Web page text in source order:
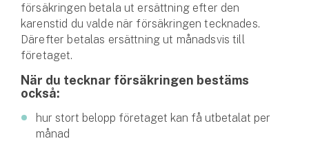
Företagsförsäkring
Släpvagnsförsäkring
Drönarförsäkring
För förmedlare
försäkringen betala ut ersättning efter den
karenstid du valde när försäkringen tecknades.
Därefter betalas ersättning ut månadsvis till
företaget.
När du tecknar försäkringen bestäms
också:
hur stort belopp företaget kan få utbetalat per
månad